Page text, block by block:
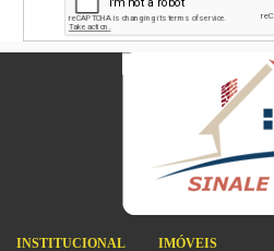
INSTITUCIONAL IMÓVEIS